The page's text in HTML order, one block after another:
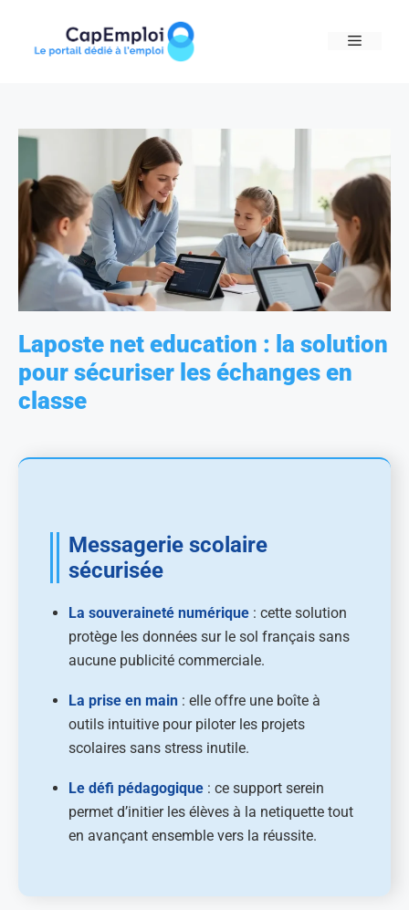
content
MENU
Laposte net education : la solution
pour sécuriser les échanges en
classe
Messagerie scolaire
sécurisée
La souveraineté numérique : cette solution
protège les données sur le sol français sans
aucune publicité commerciale.
La prise en main : elle offre une boîte à
outils intuitive pour piloter les projets
scolaires sans stress inutile.
Le défi pédagogique : ce support serein
permet d’initier les élèves à la netiquette tout
en avançant ensemble vers la réussite.